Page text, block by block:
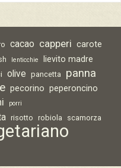
cacao capperi carote
lenticchie lievito madre
olive pancetta panna
pecorino peperoncino
porri
risotto robiola
scamorza